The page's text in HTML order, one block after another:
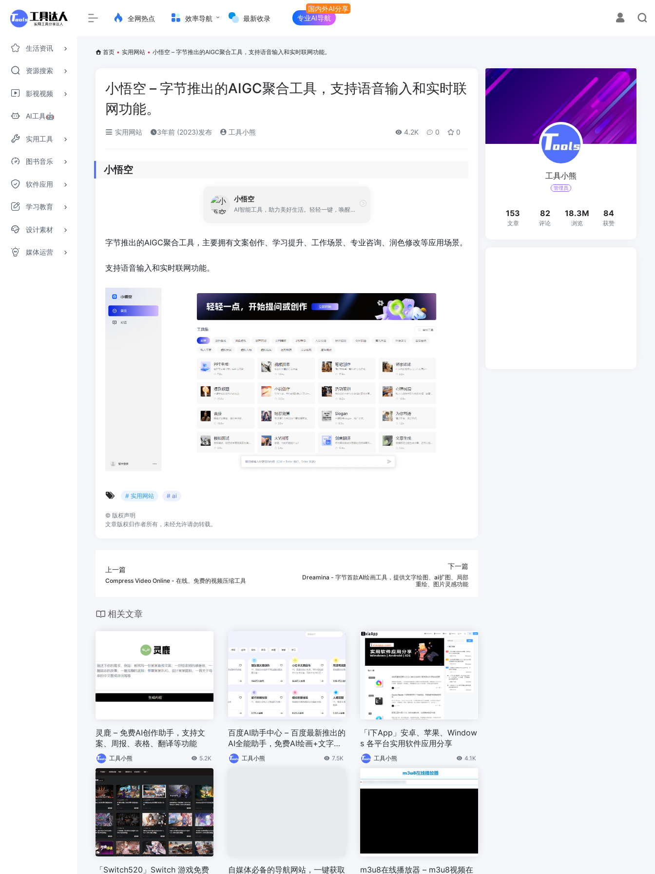
生活资讯
资源搜索
影视视频
AI工具🤖
实用工具
图书音乐
软件应用
学习教育
设计素材
媒体运营
全网热点 效率导航 最新收录 专业AI导航
首页 • 实用网站 • 小悟空 – 字节推出的AIGC聚合工具，支持语音输入和实时联网功能。
小悟空 – 字节推出的AIGC聚合工具，支持语音输入和实时联
网功能。
实用网站 3年前 (2023)发布 工具小熊 4.2K 0 0
小悟空
小悟空
AI智能工具，助力美好生活。轻轻一键，唤醒专属于你的私人助理。智慧服务，美好生活。
字节推出的AIGC聚合工具，主要拥有文案创作、学习提升、工作场景、专业咨询、润色修改等应用场景。
支持语音输入和实时联网功能。
# 实用网站 # ai
© 版权声明
文章版权归作者所有，未经允许请勿转载。
上一篇
Compress Video Online - 在线、免费的视频压缩工具
下一篇
Dreamina - 字节首款AI绘画工具，提供文字绘图、ai扩图、局部
重绘、图片灵感功能
相关文章
灵鹿 – 免费AI创作助手，支持文
案、周报、表格、翻译等功能
工具小熊 5.2K
百度AI助手中心 – 百度最新推出的
AI全能助手，免费AI绘画+文字助
手
工具小熊 7.5K
「i下App」安卓、苹果、Window
s 各平台实用软件应用分享
工具小熊 4.1K
「Switch520」Switch 游戏免费 自媒体必备的导航网站，一键获取 m3u8在线播放器 – m3u8视频在
工具小熊
管理员
153
文章
82
评论
18.3M
浏览
84
获赞